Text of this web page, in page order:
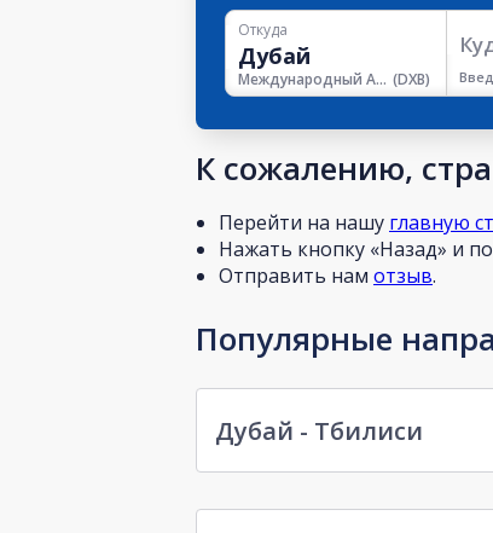
Откуда
Международный Аэропорт Дубая (DXB)
К сожалению,
Перейти на нашу главную
Нажать кнопку «Назад» и
Отправить нам отзыв.
Популярные
Дубай - Тбилиси